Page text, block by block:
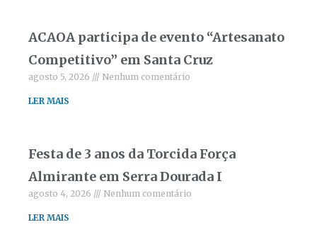
ACAOA participa de evento “Artesanato
Competitivo” em Santa Cruz
agosto 5, 2026 Nenhum comentário
LER MAIS
Festa de 3 anos da Torcida Força
Almirante em Serra Dourada I
agosto 4, 2026 Nenhum comentário
LER MAIS